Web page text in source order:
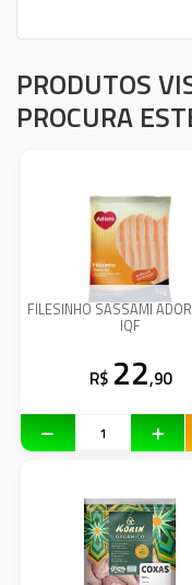
PRODUTOS
PROCURA
FILESINHO SASSAMI
IQF
R$ 22,90